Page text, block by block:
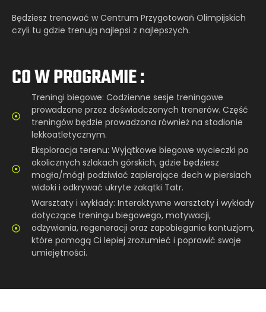
Będziesz trenować w Centrum Przygotowań Olimpijskich
czyli tu gdzie trenują najlepsi z najlepszych.
CO W PROGRAMIE :
Treningi biegowe: Codzienne sesje treningowe
prowadzone przez doświadczonych trenerów. Część
treningów będzie prowadzona również na stadionie
lekkoatletycznym.
Eksploracja terenu: Wyjątkowe biegowe wycieczki po
okolicznych szlakach górskich, gdzie będziesz
mogła/mógł podziwiać zapierające dech w piersiach
widoki i odkrywać ukryte zakątki Tatr.
Warsztaty i wykłady: Interaktywne warsztaty i wykłady
dotyczące treningu biegowego, motywacji,
odżywiania, regeneracji oraz zapobiegania kontuzjom,
które pomogą Ci lepiej zrozumieć i poprawić swoje
umiejętności.